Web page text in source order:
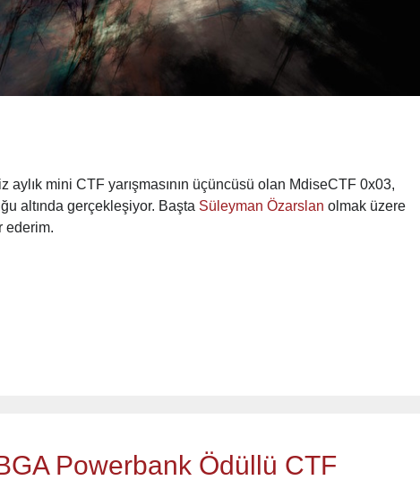
mini CTF yarışmasının üçüncüsü olan MdiseCTF 0x03,
altında gerçekleşiyor. Başta Süleyman Özarslan olmak üzere
ederim.
Powerbank Ödüllü CTF